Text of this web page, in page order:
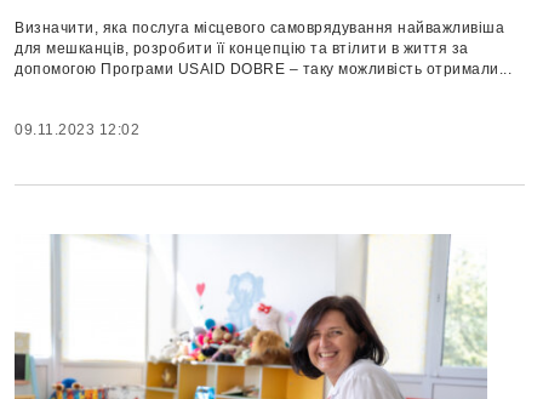
Визначити, яка послуга місцевого самоврядування найважливіша
для мешканців, розробити її концепцію та втілити в життя за
допомогою Програми USAID DOBRE – таку можливість отримали...
09.11.2023 12:02